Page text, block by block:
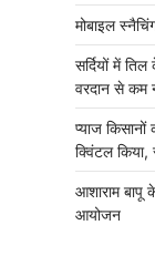
मोबाइल
सर्दियों में
वरदान से कम
प्याज
क्विंटल किया,
आशाराम बापू
आयोजन